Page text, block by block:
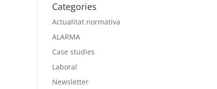
Categories
Actualitat normativa
ALARMA
Case studies
Laboral
Newsletter